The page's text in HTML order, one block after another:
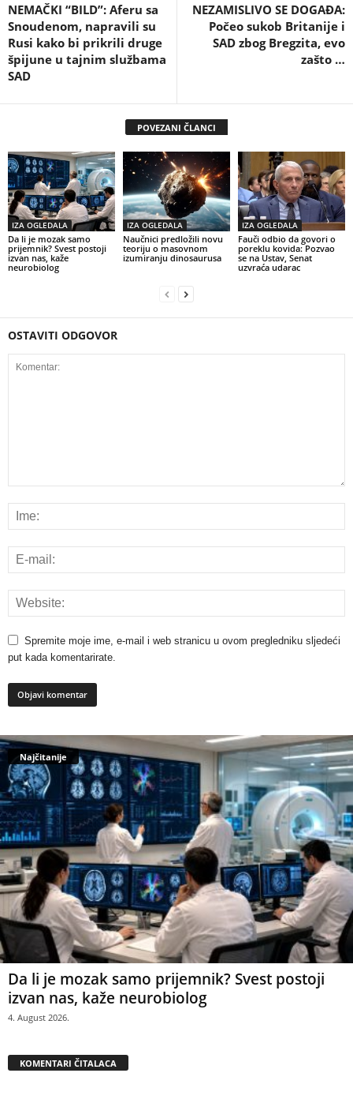
NEMAČKI “BILD”: Aferu sa
Snoudenom, napravili su
Rusi kako bi prikrili druge
špijune u tajnim službama
SAD
NEZAMISLIVO SE DOGAĐA:
Počeo sukob Britanije i
SAD zbog Bregzita, evo
zašto …
POVEZANI ČLANCI
IZA OGLEDALA
Da li je mozak samo
prijemnik? Svest postoji
izvan nas, kaže
neurobiolog
IZA OGLEDALA
Naučnici predložili novu
teoriju o masovnom
izumiranju dinosaurusa
IZA OGLEDALA
Fauči odbio da govori o
poreklu kovida: Pozvao
se na Ustav, Senat
uzvraća udarac
OSTAVITI ODGOVOR
Spremite moje ime, e-mail i web stranicu u ovom pregledniku sljedeći
put kada komentarirate.
Najčitanije
Da li je mozak samo prijemnik? Svest postoji
izvan nas, kaže neurobiolog
4. August 2026.
KOMENTARI ČITALACA